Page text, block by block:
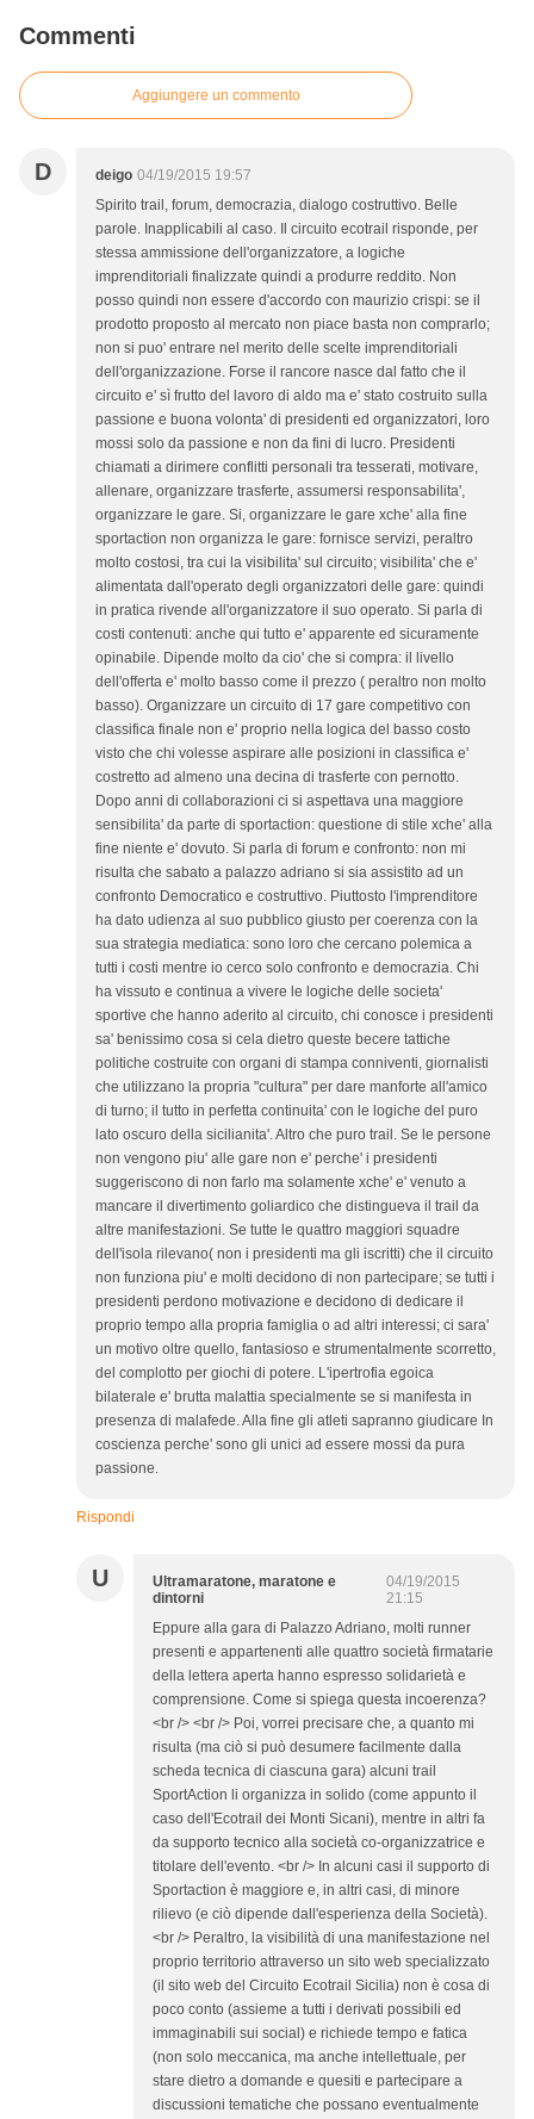
Commenti
Aggiungere un commento
D deigo 04/19/2015 19:57
Spirito trail, forum, democrazia, dialogo costruttivo. Belle
parole. Inapplicabili al caso. Il circuito ecotrail risponde, per
stessa ammissione dell'organizzatore, a logiche
imprenditoriali finalizzate quindi a produrre reddito. Non
posso quindi non essere d'accordo con maurizio crispi: se il
prodotto proposto al mercato non piace basta non comprarlo;
non si puo' entrare nel merito delle scelte imprenditoriali
dell'organizzazione. Forse il rancore nasce dal fatto che il
circuito e' sì frutto del lavoro di aldo ma e' stato costruito sulla
passione e buona volonta' di presidenti ed organizzatori, loro
mossi solo da passione e non da fini di lucro. Presidenti
chiamati a dirimere conflitti personali tra tesserati, motivare,
allenare, organizzare trasferte, assumersi responsabilita',
organizzare le gare. Si, organizzare le gare xche' alla fine
sportaction non organizza le gare: fornisce servizi, peraltro
molto costosi, tra cui la visibilita' sul circuito; visibilita' che e'
alimentata dall'operato degli organizzatori delle gare: quindi
in pratica rivende all'organizzatore il suo operato. Si parla di
costi contenuti: anche qui tutto e' apparente ed sicuramente
opinabile. Dipende molto da cio' che si compra: il livello
dell'offerta e' molto basso come il prezzo ( peraltro non molto
basso). Organizzare un circuito di 17 gare competitivo con
classifica finale non e' proprio nella logica del basso costo
visto che chi volesse aspirare alle posizioni in classifica e'
costretto ad almeno una decina di trasferte con pernotto.
Dopo anni di collaborazioni ci si aspettava una maggiore
sensibilita' da parte di sportaction: questione di stile xche' alla
fine niente e' dovuto. Si parla di forum e confronto: non mi
risulta che sabato a palazzo adriano si sia assistito ad un
confronto Democratico e costruttivo. Piuttosto l'imprenditore
ha dato udienza al suo pubblico giusto per coerenza con la
sua strategia mediatica: sono loro che cercano polemica a
tutti i costi mentre io cerco solo confronto e democrazia. Chi
ha vissuto e continua a vivere le logiche delle societa'
sportive che hanno aderito al circuito, chi conosce i presidenti
sa' benissimo cosa si cela dietro queste becere tattiche
politiche costruite con organi di stampa conniventi, giornalisti
che utilizzano la propria "cultura" per dare manforte all'amico
di turno; il tutto in perfetta continuita' con le logiche del puro
lato oscuro della sicilianita'. Altro che puro trail. Se le persone
non vengono piu' alle gare non e' perche' i presidenti
suggeriscono di non farlo ma solamente xche' e' venuto a
mancare il divertimento goliardico che distingueva il trail da
altre manifestazioni. Se tutte le quattro maggiori squadre
dell'isola rilevano( non i presidenti ma gli iscritti) che il circuito
non funziona piu' e molti decidono di non partecipare; se tutti i
presidenti perdono motivazione e decidono di dedicare il
proprio tempo alla propria famiglia o ad altri interessi; ci sara'
un motivo oltre quello, fantasioso e strumentalmente scorretto,
del complotto per giochi di potere. L'ipertrofia egoica
bilaterale e' brutta malattia specialmente se si manifesta in
presenza di malafede. Alla fine gli atleti sapranno giudicare In
coscienza perche' sono gli unici ad essere mossi da pura
passione.
Rispondi
U
Ultramaratone, maratone e
dintorni
04/19/2015
21:15
Eppure alla gara di Palazzo Adriano, molti runner
presenti e appartenenti alle quattro società firmatarie
della lettera aperta hanno espresso solidarietà e
comprensione. Come si spiega questa incoerenza?
<br /> <br /> Poi, vorrei precisare che, a quanto mi
risulta (ma ciò si può desumere facilmente dalla
scheda tecnica di ciascuna gara) alcuni trail
SportAction li organizza in solido (come appunto il
caso dell'Ecotrail dei Monti Sicani), mentre in altri fa
da supporto tecnico alla società co-organizzatrice e
titolare dell'evento. <br /> In alcuni casi il supporto di
Sportaction è maggiore e, in altri casi, di minore
rilievo (e ciò dipende dall'esperienza della Società).
<br /> Peraltro, la visibilità di una manifestazione nel
proprio territorio attraverso un sito web specializzato
(il sito web del Circuito Ecotrail Sicilia) non è cosa di
poco conto (assieme a tutti i derivati possibili ed
immaginabili sui social) e richiede tempo e fatica
(non solo meccanica, ma anche intellettuale, per
stare dietro a domande e quesiti e partecipare a
discussioni tematiche che possano eventualmente